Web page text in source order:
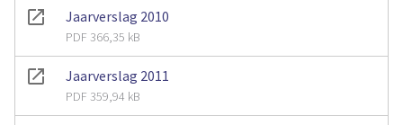
Jaarverslag 2010
PDF 366,35 kB
Jaarverslag 2011
PDF 359,94 kB